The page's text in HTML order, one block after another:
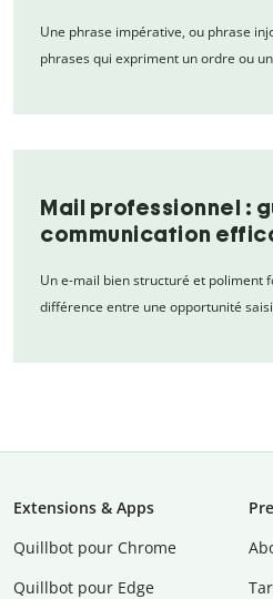
Une phrase impérative, ou phrase
phrases qui expriment un ordre ou
Mail professionnel :
communication
Un e-mail bien structuré et poliment
différence entre une opportunité
Extensions & Apps
Quillbot pour Chrome
Quillbot pour Edge